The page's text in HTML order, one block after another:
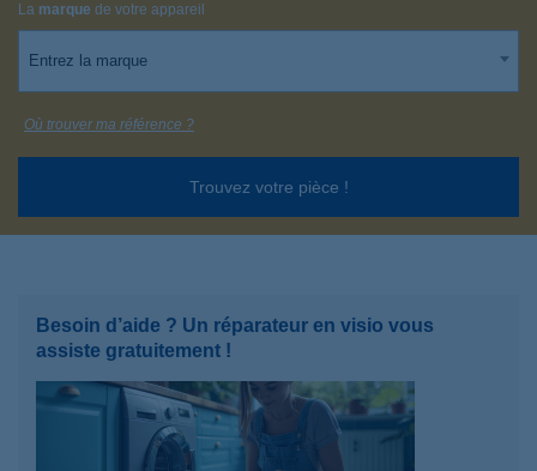
La marque de votre appareil
Entrez la marque
Trouvez votre pièce !
Où trouver ma référence ?
Besoin d’aide ? Un réparateur en visio vous
assiste gratuitement !